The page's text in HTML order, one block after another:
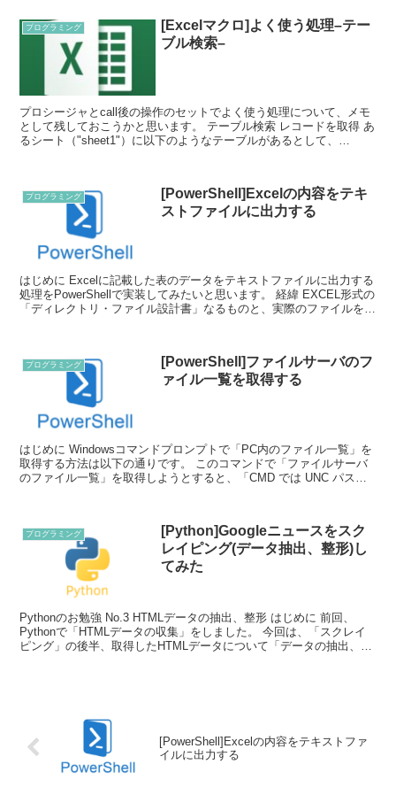
プログラミング
[Excelマクロ]よく使う処理–テー
ブル検索–
プロシージャとcall後の操作のセットでよく使う処理について、メモ
として残しておこうかと思います。 テーブル検索 レコードを取得 あ
るシート（"sheet1"）に以下のようなテーブルがあるとして、
プログラミング
[PowerShell]Excelの内容をテキ
ストファイルに出力する
はじめに Excelに記載した表のデータをテキストファイルに出力する
処理をPowerShellで実装してみたいと思います。 経緯 EXCEL形式の
「ディレクトリ・ファイル設計書」なるものと、実際のファイルを比
プログラミング
[PowerShell]ファイルサーバのフ
ァイル一覧を取得する
はじめに Windowsコマンドプロンプトで「PC内のファイル一覧」を
取得する方法は以下の通りです。 このコマンドで「ファイルサーバ
のファイル一覧」を取得しようとすると、「CMD では UNC パスは
プログラミング
[Python]Googleニュースをスク
レイピング(データ抽出、整形)し
てみた
Pythonのお勉強 No.3 HTMLデータの抽出、整形 はじめに 前回、
Pythonで「HTMLデータの収集」をしました。 今回は、「スクレイ
ピング」の後半、取得したHTMLデータについて「データの抽出、整
[PowerShell]Excelの内容をテキストファ
イルに出力する